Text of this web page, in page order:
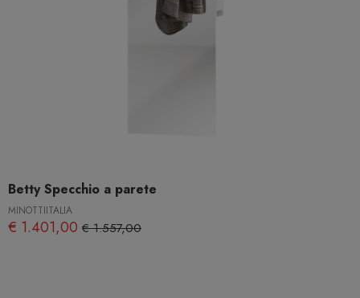
Betty Specchio a parete
MINOTTIITALIA
€ 1.401,00 € 1.557,00